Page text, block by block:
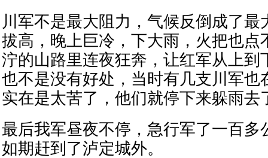
川军不是最大阻力，气候反倒成了最
拔高，晚上巨冷，下大雨，火把也点
泞的山路里连夜狂奔，让红军从上到
也不是没有好处，当时有几支川军也
实在是太苦了，他们就停下来躲雨去
最后我军昼夜不停，急行军了一百多
如期赶到了泸定城外。